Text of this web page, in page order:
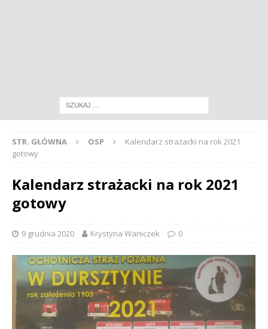
STR. GŁÓWNA OSP
Kalendarz strażacki na rok 2021
gotowy
Kalendarz strażacki na rok 2021
gotowy
9 grudnia 2020 Krystyna Waniczek 0